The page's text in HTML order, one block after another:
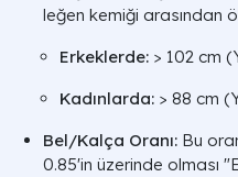
leğen kemiği arasından
Erkeklerde: > 102 cm
Kadınlarda: > 88 cm
Bel/Kalça Oranı: Bu
0.85'in üzerinde olması